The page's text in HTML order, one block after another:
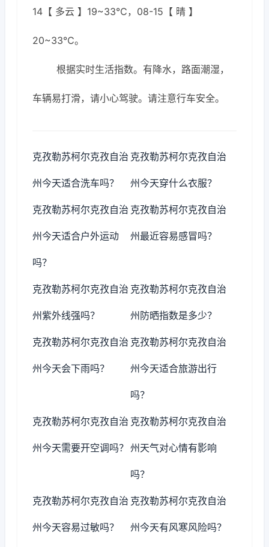
14【 多云 】19~33℃，08-15【 晴 】
20~33℃。
根据实时生活指数。有降水，路面潮湿，
车辆易打滑，请小心驾驶。请注意行车安全。
克孜勒苏柯尔克孜自治
州今天适合洗车吗？
克孜勒苏柯尔克孜自治
州今天穿什么衣服？
克孜勒苏柯尔克孜自治
州今天适合户外运动
吗？
克孜勒苏柯尔克孜自治
州最近容易感冒吗？
克孜勒苏柯尔克孜自治
州紫外线强吗？
克孜勒苏柯尔克孜自治
州防晒指数是多少？
克孜勒苏柯尔克孜自治
州今天会下雨吗？
克孜勒苏柯尔克孜自治
州今天适合旅游出行
吗？
克孜勒苏柯尔克孜自治
州今天需要开空调吗？
克孜勒苏柯尔克孜自治
州天气对心情有影响
吗？
克孜勒苏柯尔克孜自治
州今天容易过敏吗？
克孜勒苏柯尔克孜自治
州今天有风寒风险吗？